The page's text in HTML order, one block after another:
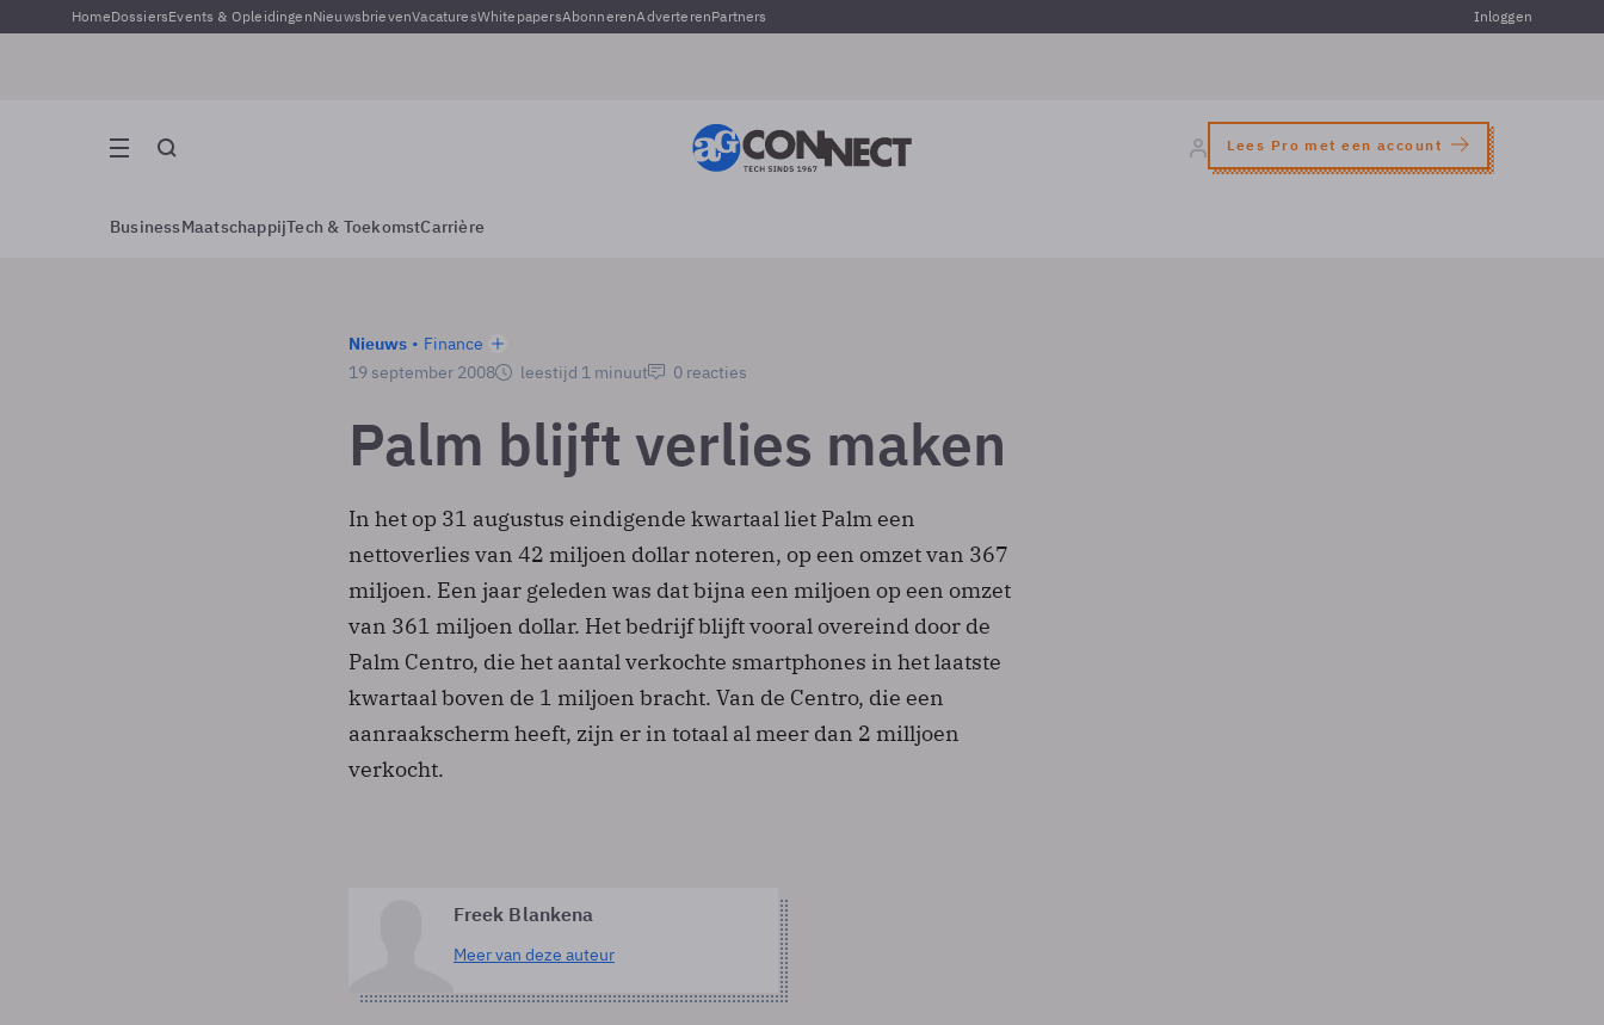
HomeDossiersEvents & OpleidingenNieuwsbrievenVacaturesWhitepapersAbonnerenAdverterenPartners Inloggen
Lees Pro met een account
BusinessMaatschappijTech & ToekomstCarrière
Nieuws
Finance
19 september 2008
leestijd 1 minuut 0 reacties
Palm blijft verlies maken
In het op 31 augustus eindigende kwartaal liet Palm een
nettoverlies van 42 miljoen dollar noteren, op een omzet van 367
miljoen. Een jaar geleden was dat bijna een miljoen op een omzet
van 361 miljoen dollar. Het bedrijf blijft vooral overeind door de
Palm Centro, die het aantal verkochte smartphones in het laatste
kwartaal boven de 1 miljoen bracht. Van de Centro, die een
aanraakscherm heeft, zijn er in totaal al meer dan 2 milljoen
verkocht.
Freek Blankena
Meer van deze auteur